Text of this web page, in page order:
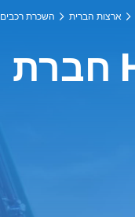
השכרת רכבים ארצות הברית